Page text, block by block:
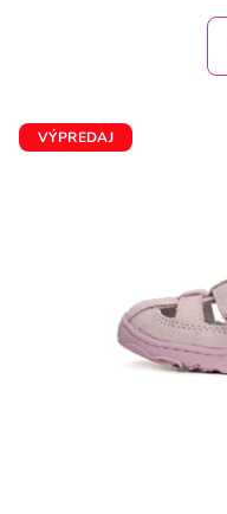
VÝPREDAJ